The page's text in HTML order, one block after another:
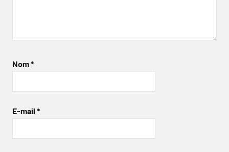
Nom*
E-mail *